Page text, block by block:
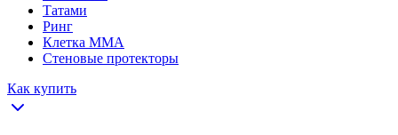
Татами
Ринг
Клетка ММА
Стеновые протекторы
Как купить